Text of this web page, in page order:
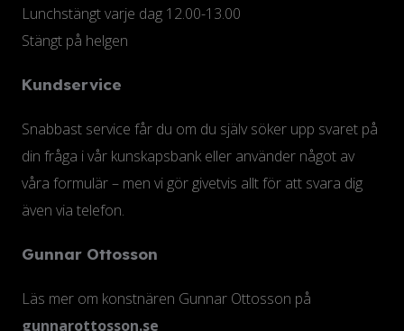
Lunchstängt varje dag 12.00-13.00
Stängt på helgen
Kundservice
Snabbast service får du om du själv söker upp svaret på
din fråga i vår kunskapsbank eller använder något av
våra formulär – men vi gör givetvis allt för att svara dig
även via telefon.
Gunnar Ottosson
Läs mer om konstnären Gunnar Ottosson på
gunnarottosson.se